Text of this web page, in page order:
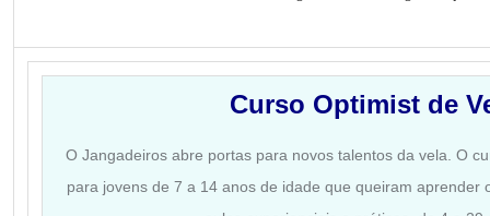
Curso Optimist de
O Jangadeiros abre portas para novos talentos da vela. O
para jovens de 7 a 14 anos de idade que queiram aprender